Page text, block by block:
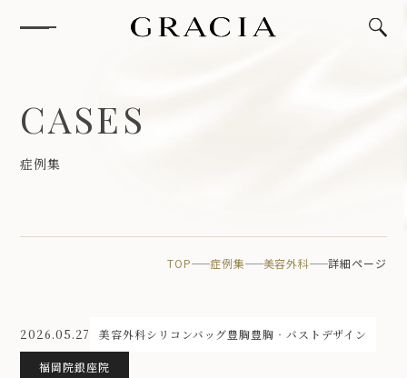
CASES
症例集
TOP 症例集 美容外科 詳細ページ
2026.05.27 美容外科シリコンバッグ豊胸豊胸‧バストデザイン
福岡院銀座院